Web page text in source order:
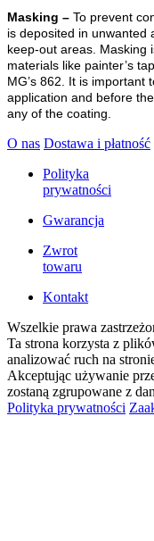
Masking – To prevent
is deposited in unwanted
keep-out areas. Masking
materials like painter’s
MG’s 862. It is important
application and before
any of the coating.
O nas Dostawa i płatność
Polityka
prywatności
Gwarancja
Zwrot
towaru
Kontakt
Wszelkie prawa
Ta strona korzysta z
analizować ruch na
Akceptując używanie
zostaną zgrupowane z
Polityka prywatności